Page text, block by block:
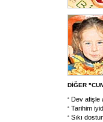
DİĞER
Dev afişle
Tarihim
Sıkı